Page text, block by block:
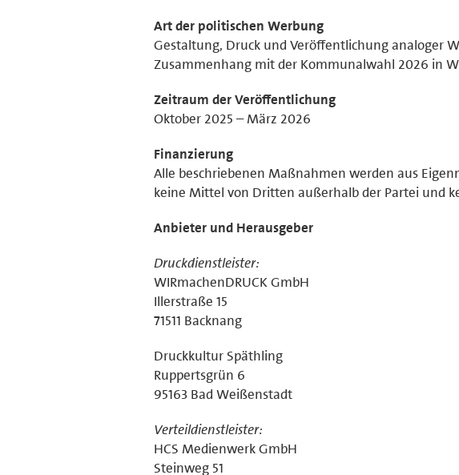
Art der politischen Werbung
Gestaltung, Druck und Veröffentlichung analoger
Zusammenhang mit der Kommunalwahl 2026 in
Zeitraum der Veröffentlichung
Oktober 2025 – März 2026
Finanzierung
Alle beschriebenen Maßnahmen werden aus
keine Mittel von Dritten außerhalb der Partei und
Anbieter und Herausgeber
Druckdienstleister:
WIRmachenDRUCK GmbH
Illerstraße 15
71511 Backnang
Druckkultur Späthling
Ruppertsgrün 6
95163 Bad Weißenstadt
Verteildienstleister:
HCS Medienwerk GmbH
Steinweg 51